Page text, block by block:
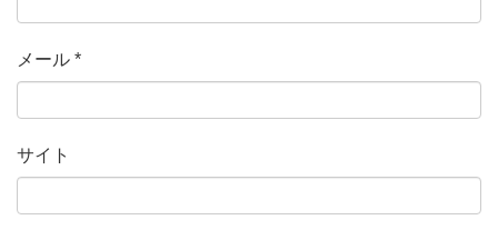
メール *
サイト